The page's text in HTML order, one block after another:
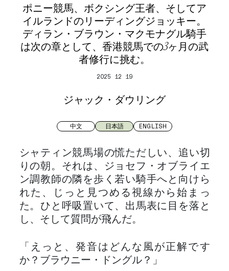
ポニー競馬、ボクシング王者、そしてア
イルランドのリーディングジョッキー。
ディラン・ブラウン・マクモナグル騎手
は次の章として、香港競馬での3ヶ月の武
者修行に挑む。
2025 12 19
ジャック・ダウリング
中文 日本語 ENGLISH
シャティン競馬場の慌ただしい、追い切
りの朝。それは、ジョセフ・オブライエ
ン調教師の隣を歩く若い騎手へと向けら
れた、じっと見つめる視線から始まっ
た。ひと呼吸置いて、出馬表に目を落と
し、そして質問が飛んだ。
「えっと、発音はどんな風が正解です
か？ブラウニー・ドングル？」